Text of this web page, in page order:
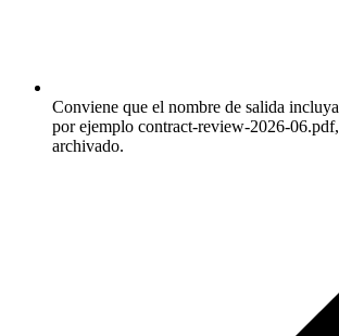
Conviene que el nombre de salida
por ejemplo contract-review-2026-
archivado.